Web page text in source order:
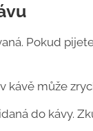
Pokud
kávě může
do kávy.